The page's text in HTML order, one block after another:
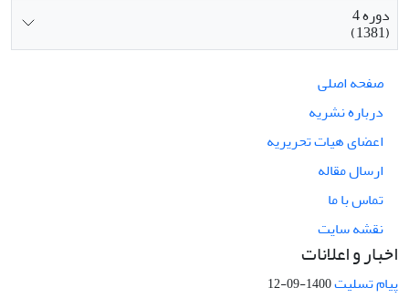
دوره 4
(1381)
صفحه اصلی
درباره نشریه
اعضای هیات تحریریه
ارسال مقاله
تماس با ما
نقشه سایت
اخبار و اعلانات
پیام تسلیت1400-09-12